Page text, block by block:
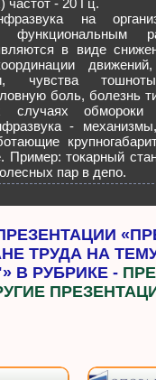
частот - 20 Гц.
на
в виде
чувства
боль, болезнь
случаях обмороки
-
Пример: токарный
пар в депо.
ТРУДА НА
В РУБРИКЕ -